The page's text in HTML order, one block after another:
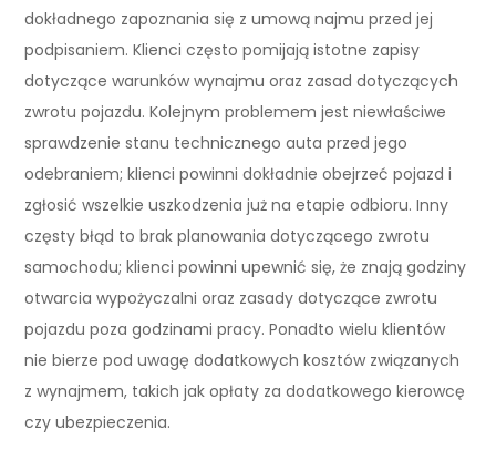
dokładnego zapoznania się z umową najmu przed jej
podpisaniem. Klienci często pomijają istotne zapisy
dotyczące warunków wynajmu oraz zasad dotyczących
zwrotu pojazdu. Kolejnym problemem jest niewłaściwe
sprawdzenie stanu technicznego auta przed jego
odebraniem; klienci powinni dokładnie obejrzeć pojazd i
zgłosić wszelkie uszkodzenia już na etapie odbioru. Inny
częsty błąd to brak planowania dotyczącego zwrotu
samochodu; klienci powinni upewnić się, że znają godziny
otwarcia wypożyczalni oraz zasady dotyczące zwrotu
pojazdu poza godzinami pracy. Ponadto wielu klientów
nie bierze pod uwagę dodatkowych kosztów związanych
z wynajmem, takich jak opłaty za dodatkowego kierowcę
czy ubezpieczenia.